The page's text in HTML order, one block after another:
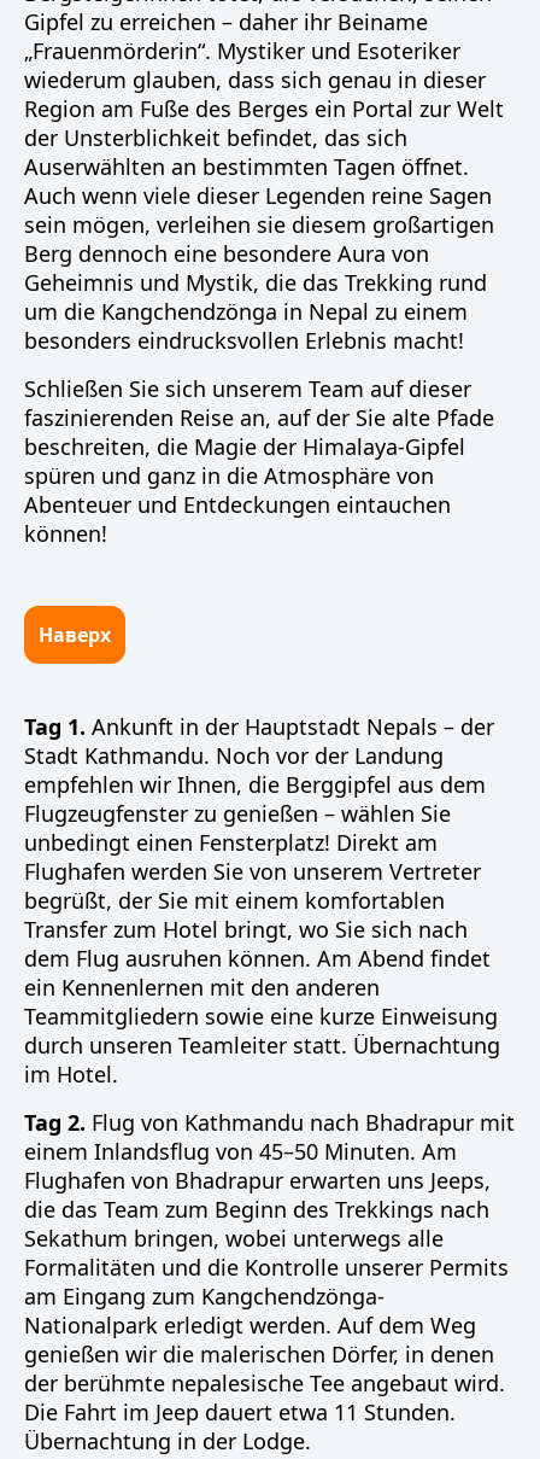
Gipfel zu erreichen – daher ihr Beiname
„Frauenmörderin“. Mystiker und Esoteriker
wiederum glauben, dass sich genau in dieser
Region am Fuße des Berges ein Portal zur Welt
der Unsterblichkeit befindet, das sich
Auserwählten an bestimmten Tagen öffnet.
Auch wenn viele dieser Legenden reine Sagen
sein mögen, verleihen sie diesem großartigen
Berg dennoch eine besondere Aura von
Geheimnis und Mystik, die das Trekking rund
um die Kangchendzönga in Nepal zu einem
besonders eindrucksvollen Erlebnis macht!
Schließen Sie sich unserem Team auf dieser
faszinierenden Reise an, auf der Sie alte Pfade
beschreiten, die Magie der Himalaya-Gipfel
spüren und ganz in die Atmosphäre von
Abenteuer und Entdeckungen eintauchen
können!
Наверх
Tag 1. Ankunft in der Hauptstadt Nepals – der
Stadt Kathmandu. Noch vor der Landung
empfehlen wir Ihnen, die Berggipfel aus dem
Flugzeugfenster zu genießen – wählen Sie
unbedingt einen Fensterplatz! Direkt am
Flughafen werden Sie von unserem Vertreter
begrüßt, der Sie mit einem komfortablen
Transfer zum Hotel bringt, wo Sie sich nach
dem Flug ausruhen können. Am Abend findet
ein Kennenlernen mit den anderen
Teammitgliedern sowie eine kurze Einweisung
durch unseren Teamleiter statt. Übernachtung
im Hotel.
Tag 2. Flug von Kathmandu nach Bhadrapur mit
einem Inlandsflug von 45–50 Minuten. Am
Flughafen von Bhadrapur erwarten uns Jeeps,
die das Team zum Beginn des Trekkings nach
Sekathum bringen, wobei unterwegs alle
Formalitäten und die Kontrolle unserer Permits
am Eingang zum Kangchendzönga-
Nationalpark erledigt werden. Auf dem Weg
genießen wir die malerischen Dörfer, in denen
der berühmte nepalesische Tee angebaut wird.
Die Fahrt im Jeep dauert etwa 11 Stunden.
Übernachtung in der Lodge.